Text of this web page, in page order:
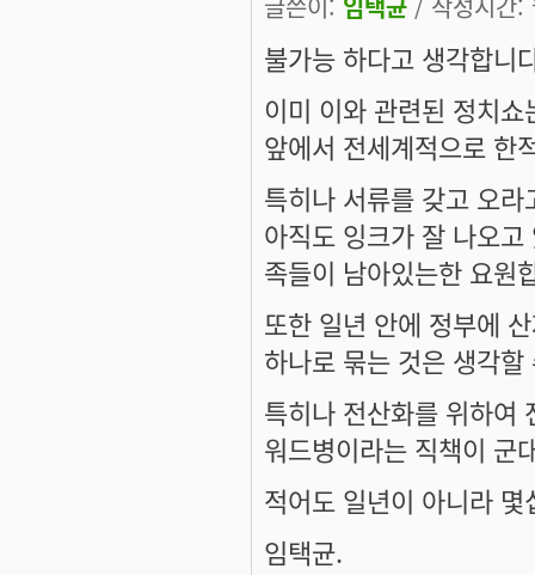
불가능 하다고 생각합니
이미 이와 관련된 정치
앞에서 전세계적으로 한
특히나 서류를 갖고 오
아직도 잉크가 잘 나오
족들이 남아있는한 요원
또한 일년 안에 정부에
하나로 묶는 것은 생각
특히나 전산화를 위하여
워드병이라는 직책이 군
적어도 일년이 아니라
임택균.